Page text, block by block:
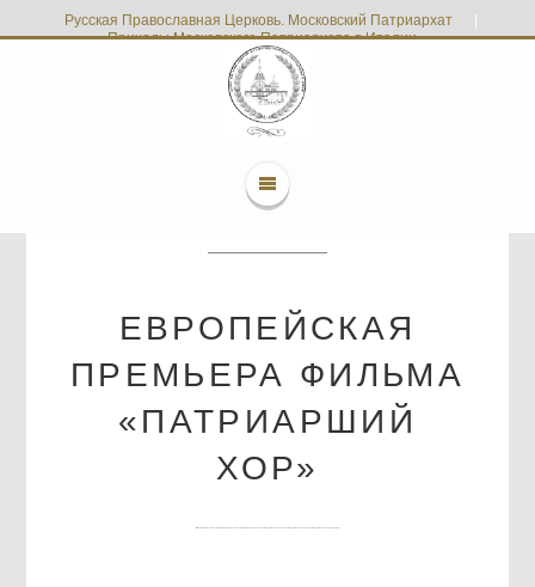
Русская Православная Церковь. Московский Патриархат
Приходы Московского Патриархата в Италии
ЕВРОПЕЙСКАЯ
ПРЕМЬЕРА ФИЛЬМА
«ПАТРИАРШИЙ
ХОР»